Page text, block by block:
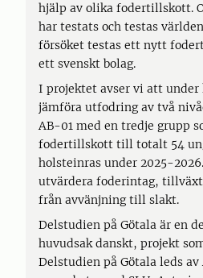
hjälp av olika fodertillskott.
har testats och testas
försöket testas ett nytt
ett svenskt bolag.
I projektet avser vi att
jämföra utfodring av två
AB-01 med en tredje grupp
fodertillskott till totalt 54
holsteinras under 2025-
utvärdera foderintag,
från avvänjning till slakt.
Delstudien på Götala är en
huvudsak danskt, projekt
Delstudien på Götala leds